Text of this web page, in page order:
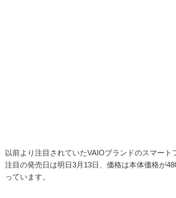
以前より注目されていたVAIOブランドのスマート
注目の発売日は明日3月13日、価格は本体価格が
っています。